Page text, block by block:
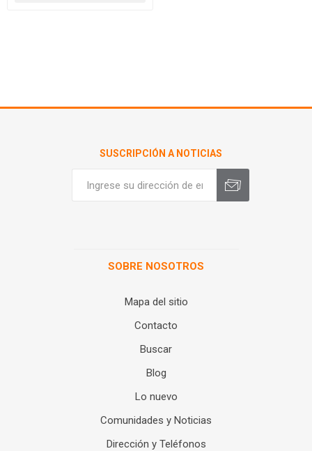
SUSCRIPCIÓN A NOTICIAS
SOBRE NOSOTROS
Mapa del sitio
Contacto
Buscar
Blog
Lo nuevo
Comunidades y Noticias
Dirección y Teléfonos